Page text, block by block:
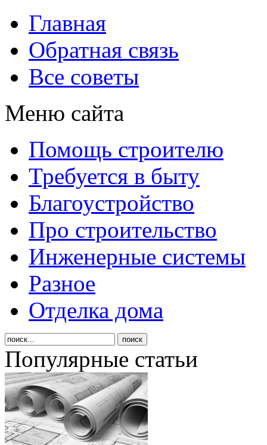
Главная
Обратная связь
Все советы
Меню сайта
Помощь строителю
Требуется в быту
Благоустройство
Про строительство
Инженерные системы
Разное
Отделка дома
Популярные статьи